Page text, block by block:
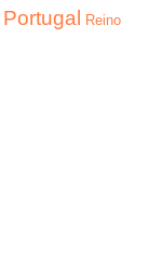
Portugal
Reino